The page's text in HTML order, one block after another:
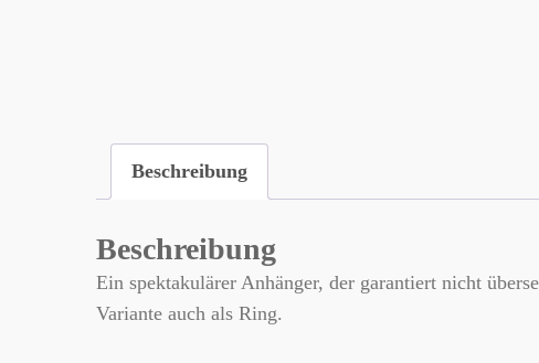
Beschreibung
Beschreibung
Ein spektakulärer Anhänger, der garantiert nicht
Variante auch als Ring.